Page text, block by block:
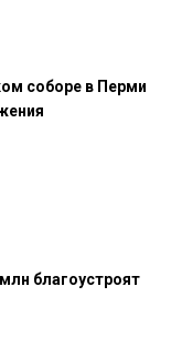
соборе в Перми
благоустроят